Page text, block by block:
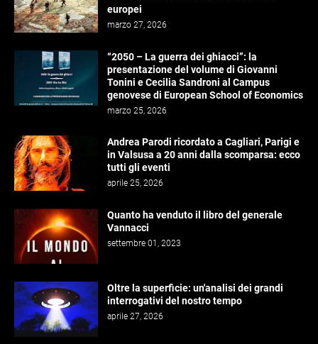
europei
marzo 27, 2026
“2050 – La guerra dei ghiacci”: la
presentazione del volume di Giovanni
Tonini e Cecilia Sandroni al Campus
genovese di European School of Economics
marzo 25, 2026
Andrea Parodi ricordato a Cagliari, Parigi e
in Valsusa a 20 anni dalla scomparsa: ecco
tutti gli eventi
aprile 25, 2026
Quanto ha venduto il libro del generale
Vannacci
settembre 01, 2023
Oltre la superficie: un'analisi dei grandi
interrogativi del nostro tempo
aprile 27, 2026